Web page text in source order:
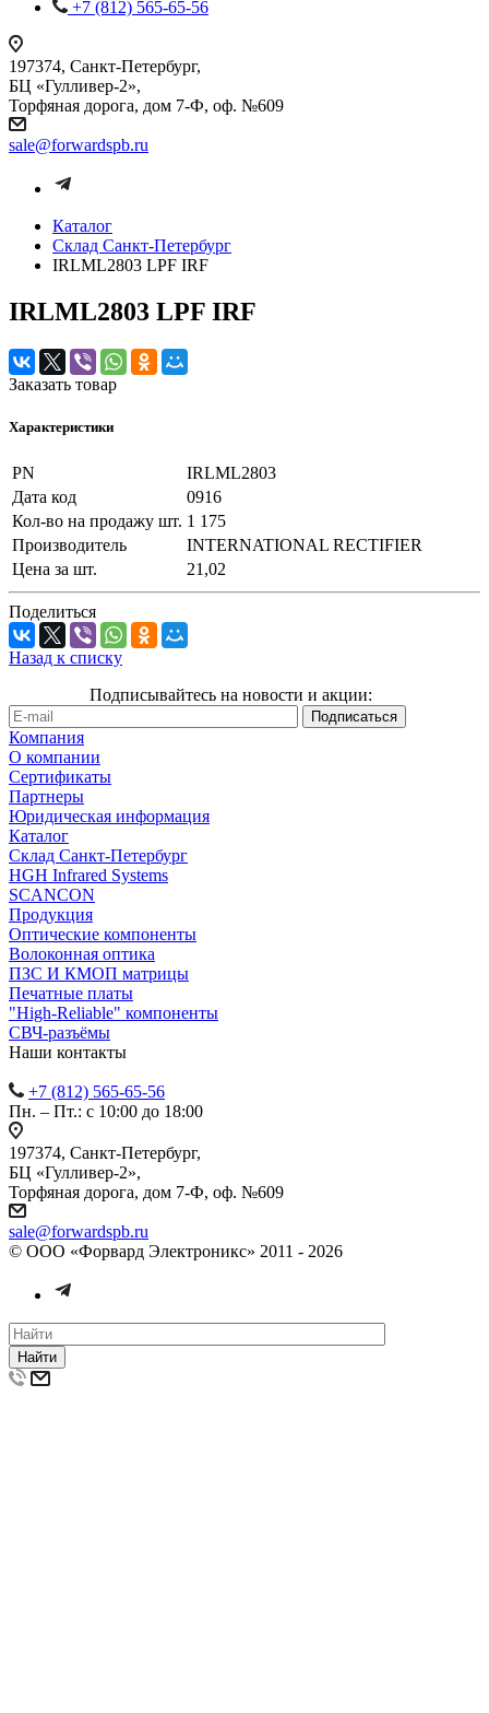
+7 (812) 565-65-56
197374, Санкт-Петербург,
БЦ «Гулливер-2»,
Торфяная дорога, дом 7-Ф, оф. №609
sale@forwardspb.ru
Каталог
Cклад Санкт-Петербург
IRLML2803 LPF IRF
IRLML2803 LPF IRF
Заказать товар
Характеристики
PN
IRLML2803
Дата код
0916
Кол-во на продажу шт. 1 175
Производитель
INTERNATIONAL RECTIFIER
Цена за шт.
21,02
Поделиться
Назад к списку
Подписывайтесь на новости и акции:
Компания
О компании
Сертификаты
Партнеры
Юридическая информация
Каталог
Cклад Санкт-Петербург
HGH Infrared Systems
SCANCON
Продукция
Оптические компоненты
Волоконная оптика
ПЗС И КМОП матрицы
Печатные платы
"High-Reliable" компоненты
СВЧ-разъёмы
Наши контакты
+7 (812) 565-65-56
Пн. – Пт.: с 10:00 до 18:00
197374, Санкт-Петербург,
БЦ «Гулливер-2»,
Торфяная дорога, дом 7-Ф, оф. №609
sale@forwardspb.ru
© ООО «Форвард Электроникс» 2011 - 2026
Найти